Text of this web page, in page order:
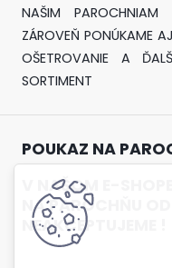
NAŠIM PAROCHNIAM
ZÁROVEŇ PONÚKAME
OŠETROVANIE A
SORTIMENT
POUKAZ NA
V NAŠOM E-
NA PAROCHŇU OD
NEAKCEPTUJEME !